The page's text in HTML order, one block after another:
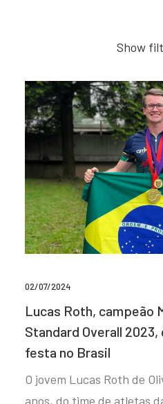
Show
02/07/2024
Lucas Roth, campeão
Standard Overall
festa no Brasil
O jovem Lucas Roth de
anos, do time de atletas